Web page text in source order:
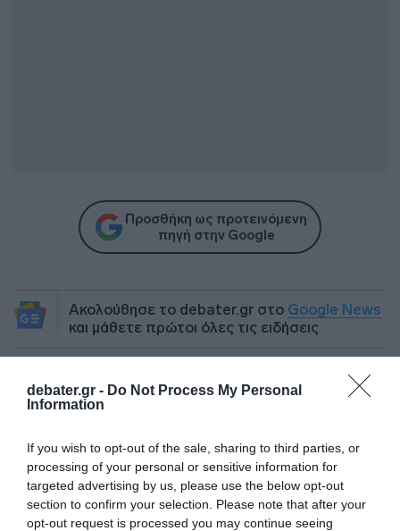
debater.gr - Do Not Process My Personal
Information
If you wish to opt-out of the sale, sharing to third parties, or
processing of your personal or sensitive information for
targeted advertising by us, please use the below opt-out
section to confirm your selection. Please note that after your
opt-out request is processed you may continue seeing
Προσθήκη ως προτεινόμενη
πηγή στην Google
Ακολούθησε το debater.gr στο Google News
και μάθετε πρώτοι όλες τις ειδήσεις
ΔΙΑΦΗΜΙΣΗ